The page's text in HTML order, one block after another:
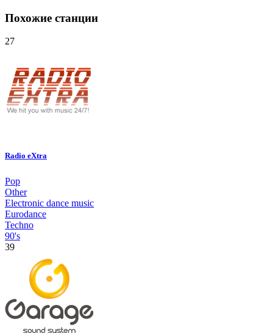
Похожие станции
27
Radio eXtra
Pop
Other
Electronic dance music
Eurodance
Techno
90's
39